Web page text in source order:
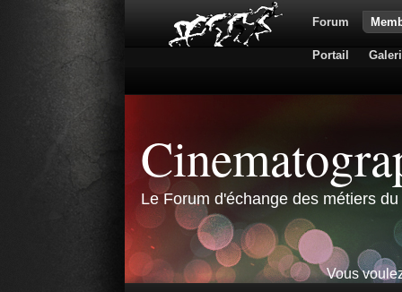
Forum
Portail
Le Forum d'échange des métiers
Vous